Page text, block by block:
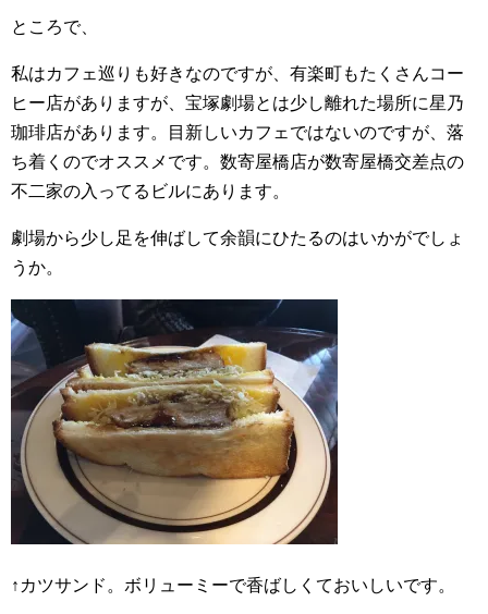
ところで、
私はカフェ巡りも好きなのですが、有楽町もたくさんコー
ヒー店がありますが、宝塚劇場とは少し離れた場所に星乃
珈琲店があります。目新しいカフェではないのですが、落
ち着くのでオススメです。数寄屋橋店が数寄屋橋交差点の
不二家の入ってるビルにあります。
劇場から少し足を伸ばして余韻にひたるのはいかがでしょ
うか。
↑カツサンド。ボリューミーで香ばしくておいしいです。